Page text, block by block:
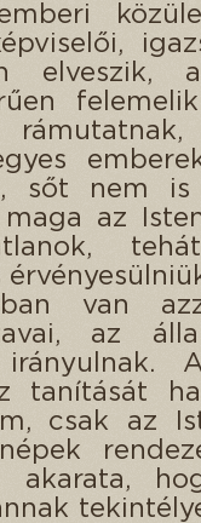
elveszik,
sőt nem
az
van
az
tanítását
csak az
akarata,